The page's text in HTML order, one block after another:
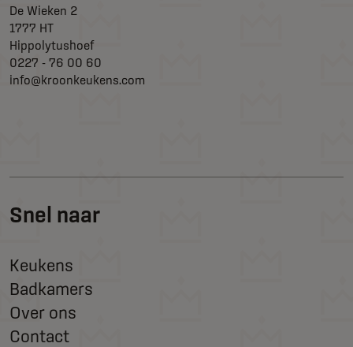
Snel naar
Keukens
Badkamers
Over ons
Contact
De Wieken 2
1777 HT
Hippolytushoef
0227 - 76 00 60
info@kroonkeukens.com